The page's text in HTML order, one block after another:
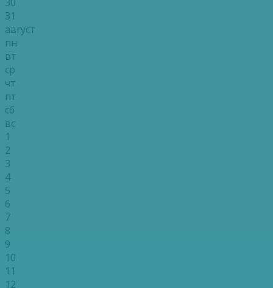
31
август
пн
вт
ср
чт
пт
сб
вс
1
2
3
4
5
6
7
8
9
10
11
12